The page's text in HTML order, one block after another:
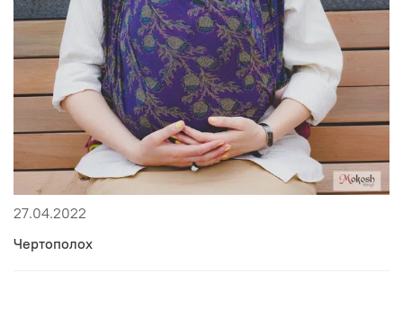
27.04.2022
Чертополох